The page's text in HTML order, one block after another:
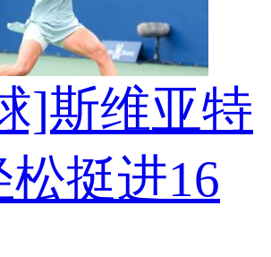
]斯维亚特
松挺进16